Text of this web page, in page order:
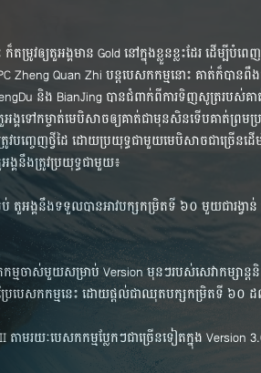
រូវ​ឲ្យ​តួអង្គ​មាន​ Gold នៅ​ក្នុង​ខ្លួន​ខ្លះ​ដែរ ដើម្បី​បំព
Zheng Quan Zhi បន្ត​បេសកកម្ម​នោះ គាត់​ក៏​បា
និង​ BianJing បាន​ជំពាក់​ពី​ការ​ទិញ​សូត្រ​របស់​គា
អង្គ​ទៅ​កម្ចាត់​មេ​បិសាច​ឲ្យ​គាត់​ជាមុន​សិន​ទើប​គាត់​ព្
បញ្ចេញ​ថ្វី​ដៃ​ ដោយ​ប្រយុទ្ធ​ជាមួយ​មេ​បិសាច​ជា​ច្រើន​ដ
គ​នឹង​ត្រូវ​ប្រយុទ្ធ​ជាមួយ​៖
តួអង្គ​នឹង​ទទួល​បាន​អាវ​បក្ស​កម្រិត​ទី ៦០ មួយ​ជា​រង្វាន់​
ម្ម​ចាស់​មួយ​សម្រាប់​ Version មុន​ៗ​របស់​សេវា​កម្សាន្ត​
ប្រែ​បេសកកម្ម​នេះ ដោយ​ផ្ដល់​ជា​ឈុត​បក្ស​កម្រិត​ទី ៦០
ាម​រយៈ​បេសកកម្ម​ប្លែក​ៗ​ជា​ច្រើន​ទៀត​ក្នុង​ Version